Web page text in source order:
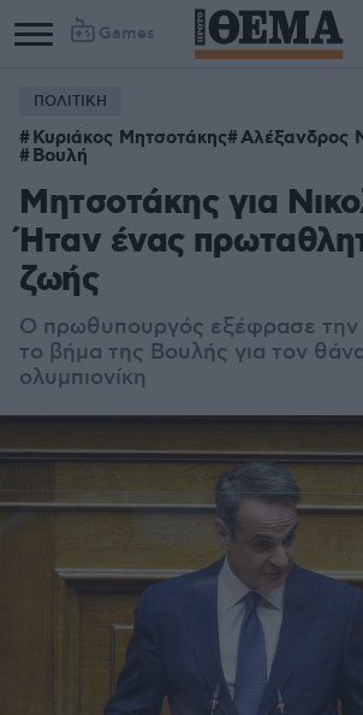
Games
ΠΟΛΙΤΙΚΗ
Κυριάκος Μητσοτάκης Αλέξανδρος
Βουλή
Μητσοτάκης για
Ήταν ένας
ζωής
Ο πρωθυπουργός εξέφρασε την
το βήμα της Βουλής για τον
ολυμπιονίκη